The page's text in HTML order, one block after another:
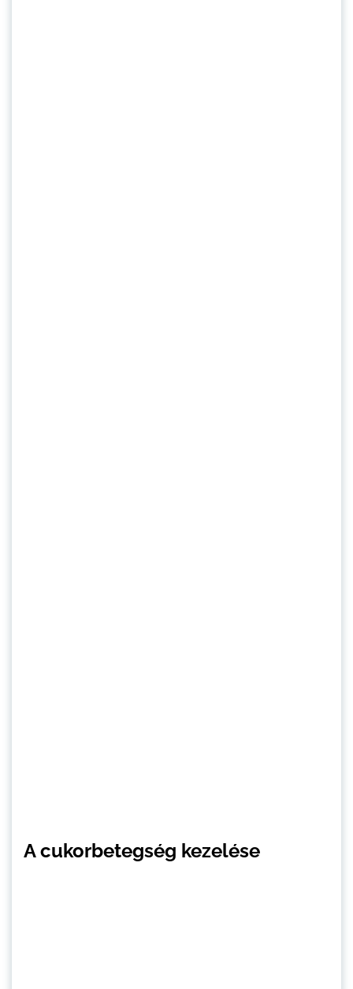
A cukorbetegség kezelése